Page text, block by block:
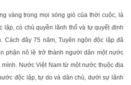
vàng trong mọi sóng gió của thời cuộc, là
lập, có chủ quyền lãnh thổ và tự quyết định
Cách đây 75 năm, Tuyên ngôn độc lập đã
phận nô lệ trở thành người dân một nước
Nước Việt Nam từ một nước thuộc địa
độc lập, tự do và dân chủ, dưới sự lãnh